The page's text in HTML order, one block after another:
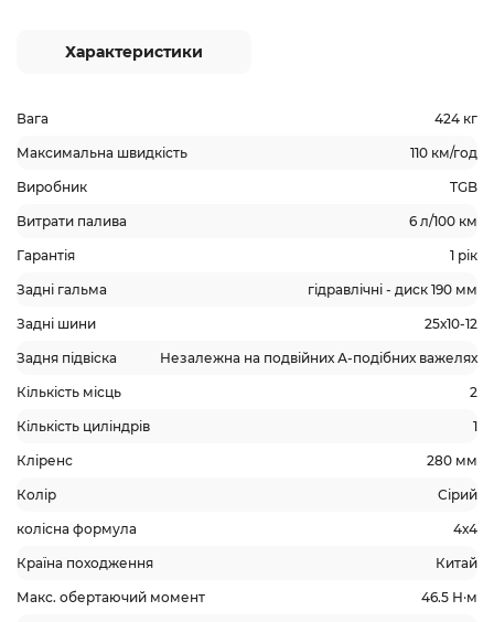
Характеристики
Вага 424 кг
Максимальна швидкість 110 км/год
Виробник TGB
Витрати палива 6 л/100 км
Гарантія 1 рік
Задні гальма гідравлічні - диск 190 мм
Задні шини 25х10-12
Задня підвіска Незалежна на подвійних А-подібних важелях
Кількість місць 2
Кількість циліндрів 1
Кліренс 280 мм
Колір Сірий
колісна формула 4х4
Країна походження Китай
Макс. обертаючий момент 46.5 Н·м